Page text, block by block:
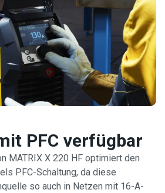
PFC verfügbar
MATRIX X 220 HF optimiert den
PFC-Schaltung, da diese
so auch in Netzen mit 16-A-